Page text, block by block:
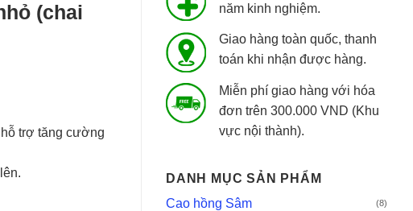
năm kinh nghiệm.
Giao hàng toàn quốc, thanh
toán khi nhận được hàng.
Miễn phí giao hàng với hóa
đơn trên 300.000 VND (Khu
vực nội thành).
DANH MỤC SẢN PHẨM
Cao hồng Sâm
(8)
(chai
trợ tăng cường